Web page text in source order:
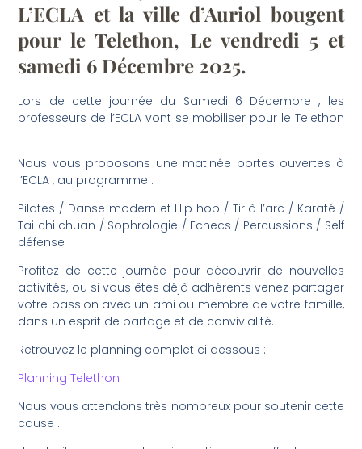
L’ECLA et la ville d’Auriol bougent
pour le Telethon, Le vendredi 5 et
samedi 6 Décembre 2025.
Lors de cette journée du Samedi 6 Décembre , les
professeurs de l’ECLA vont se mobiliser pour le Telethon
!
Nous vous proposons une matinée portes ouvertes à
l’ECLA , au programme :
Pilates / Danse modern et Hip hop / Tir à l’arc / Karaté /
Tai chi chuan / Sophrologie / Echecs / Percussions / Self
défense .
Profitez de cette journée pour découvrir de nouvelles
activités, ou si vous êtes déjà adhérents venez partager
votre passion avec un ami ou membre de votre famille,
dans un esprit de partage et de convivialité.
Retrouvez le planning complet ci dessous :
Planning Telethon
Nous vous attendons très nombreux pour soutenir cette
cause .